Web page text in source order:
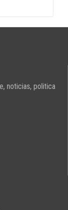
noticias, politica